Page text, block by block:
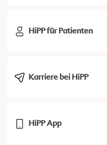
HiPP für Patienten
Karriere bei HiPP
HiPP App